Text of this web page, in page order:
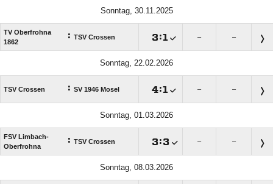
Sonntag, 30.11.2025
TV Oberfrohna
1862
: TSV Crossen : – –
Sonntag, 22.02.2026
TSV Crossen : SV 1946 Mosel : – –
Sonntag, 01.03.2026
FSV Limbach-
Oberfrohna
: TSV Crossen : – –
Sonntag, 08.03.2026